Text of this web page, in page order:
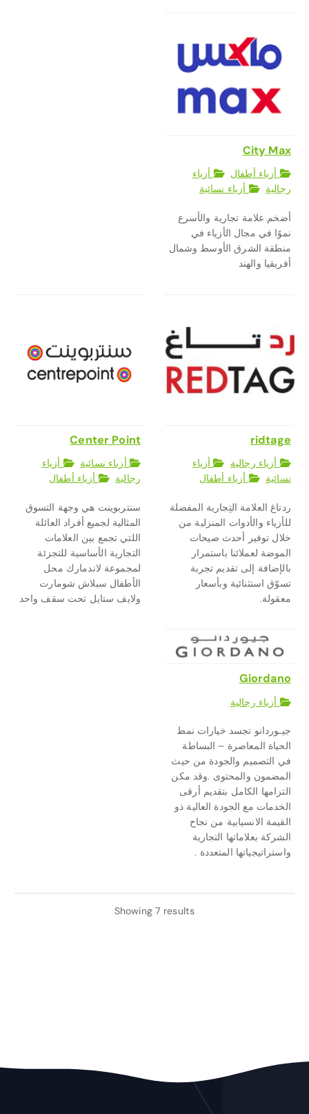
City Max
أزياء أطفال
أزياء
رجالية
أزياء نسائية
أضخم علامة تجارية والأسرع
نموًا في مجال الأزياء في
منطقة الشرق الأوسط وشمال
أفريقيا والهند
ridtage
أزياء رجالية
أزياء
نسائية
أزياء أطفال
ردتاغ العلامة التِجارية المفضلة
للأزياء والأدوات المنزلية من
خلال توفير أحدث صيحات
الموضة لعملائنا باستمرار
بالإضافة إلى تقديم تجربة
تسوّق استثنائية وبأسعار
معقولة.
Center Point
أزياء نسائية
أزياء
رجالية
أزياء أطفال
سنتربوينت هي وجهة التسوق
المثالية لجميع أفراد العائلة
اللتي تجمع بين العلامات
التجارية الأساسية للتجزئة
لمجموعة لاندمارك محل
الأطفال سبلاش شومارت
ولايف ستايل تحت سقف واحد
Giordano
أزياء رجالية
جيـوردانو تجسد خيارات نمط
الحياة المعاصرة – البساطة
في التصميم والجودة من حيث
المضمون والمحتوى .وقد مكن
التزامها الكامل بتقديم أرقى
الخدمات مع الجودة العالية ذو
القيمة الانسيابية من نجاح
الشركة بعلاماتها التجارية
واستراتيجياتها المتعددة .
Showing 7 results